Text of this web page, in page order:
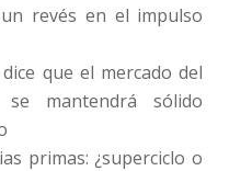
revés en el impulso
que el mercado del
mantendrá sólido
primas: ¿superciclo o